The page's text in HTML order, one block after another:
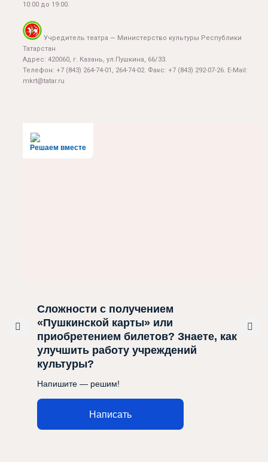
10:00 до 19:00.
Учредитель театра — Министерство культуры Республики
Татарстан
Адрес: 420060, г. Казань, ул.Пушкина, 66/33.
Телефон: +7 (843) 264-74-01, 264-74-02. Факс: +7 (843) 292-07-26. E-Mail:
mkrt@tatar.ru
Решаем вместе
Сложности с получением
«Пушкинской карты» или
приобретением билетов? Знаете, как
улучшить работу учреждений
культуры?
Напишите — решим!
Написать